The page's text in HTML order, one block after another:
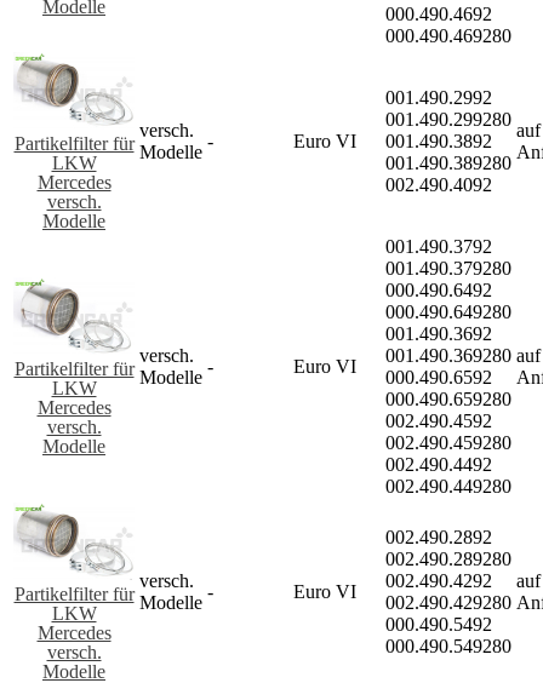
Modelle
000.490.4692
000.490.469280
Partikelfilter für
LKW
Mercedes
versch.
Modelle
versch.
Modelle
- Euro VI
001.490.2992
001.490.299280
001.490.3892
001.490.389280
002.490.4092
auf
Partikelfilter für
LKW
Mercedes
versch.
Modelle
versch.
Modelle
- Euro VI
001.490.3792
001.490.379280
000.490.6492
000.490.649280
001.490.3692
001.490.369280
000.490.6592
000.490.659280
002.490.4592
002.490.459280
002.490.4492
002.490.449280
auf
Partikelfilter für
LKW
Mercedes
versch.
Modelle
versch.
Modelle
- Euro VI
002.490.2892
002.490.289280
002.490.4292
002.490.429280
000.490.5492
000.490.549280
auf